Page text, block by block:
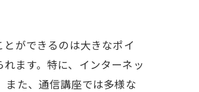
ができるのは大きなポイ
ます。特に、インターネッ
また、通信講座では多様な